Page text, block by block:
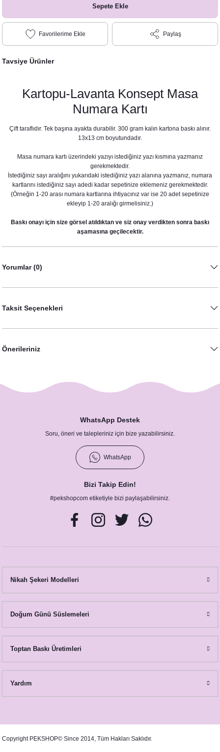
Sepete Ekle
Paylaş
Tavsiye Ürünler
Lavanta Kartopu Konsept Hashtag / Masa Üstü İsim Kartları
12,50 TL
Lavanta Kartopu Konsept Peçetelik
Kartopu-Lavanta Konsept Masa
Numara Kartı
Çift taraflıdır. Tek başına ayakta durabilir. 300 gram kalın kartona baskı alınır.
13x13 cm boyutundadır.
Masa numara kartı üzerindeki yazıyı istediğiniz yazı kısmına yazmanız
gerekmektedir.
İstediğiniz sayı aralığını yukarıdaki istediğiniz yazı alanına yazmanız, numara
kartlarını istediğiniz sayı adedi kadar sepetinize eklemeniz gerekmektedir.
(Örneğin 1-20 arası numara kartlarına ihtiyacınız var ise 20 adet sepetinize
ekleyip 1-20 aralığı girmelisiniz.)
Baskı onayı için size görsel atıldıktan ve siz onay verdikten sonra baskı
aşamasına geçilecektir.
Yorumlar (0)
Taksit Seçenekleri
Önerileriniz
WhatsApp Destek
Soru, öneri ve talepleriniz için bize yazabilirsiniz.
WhatsApp
Bizi Takip Edin!
#pekshopcom etiketiyle bizi paylaşabilirsiniz.
Nikah Şekeri Modelleri
Doğum Günü Süslemeleri
Toptan Baskı Üretimleri
Yardım
Copyright PEKSHOP© Since 2014, Tüm Hakları Saklıdır.